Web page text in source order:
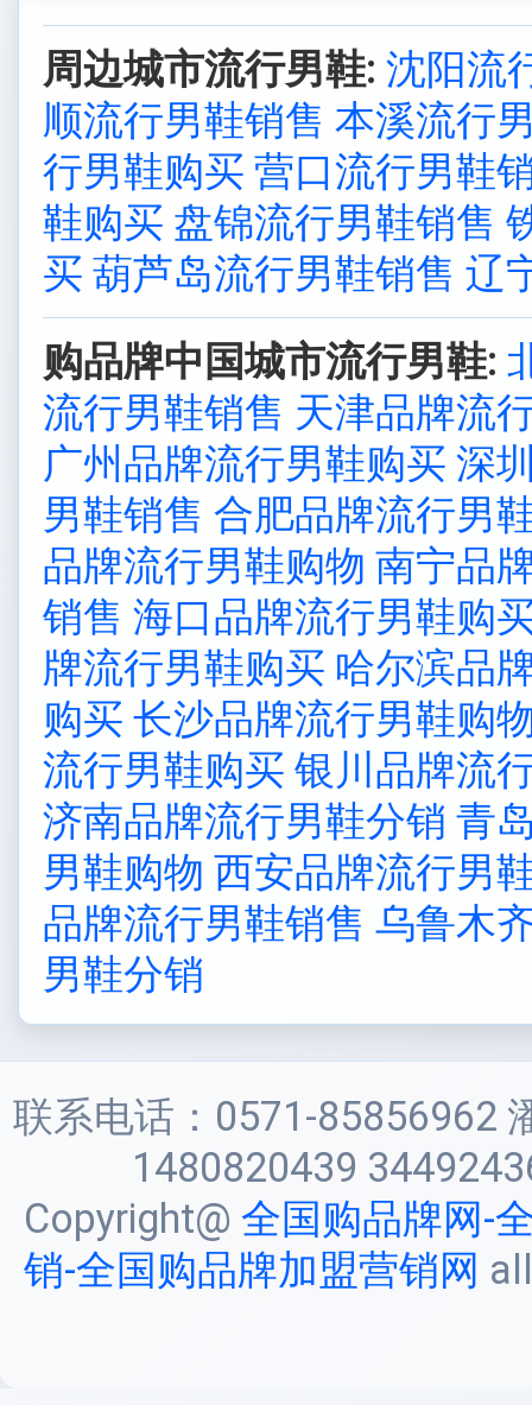
周边城市流行男鞋: 沈阳流
顺流行男鞋销售 本溪流行
行男鞋购买 营口流行男鞋
鞋购买 盘锦流行男鞋销售
买 葫芦岛流行男鞋销售 辽
购品牌中国城市流行男鞋:
流行男鞋销售 天津品牌流
广州品牌流行男鞋购买 深
男鞋销售 合肥品牌流行男
品牌流行男鞋购物 南宁品
销售 海口品牌流行男鞋购
牌流行男鞋购买 哈尔滨品
购买 长沙品牌流行男鞋购
流行男鞋购买 银川品牌流
济南品牌流行男鞋分销 青
男鞋购物 西安品牌流行男
品牌流行男鞋销售 乌鲁木
男鞋分销
联系电话：0571-85856962
1480820439
Copyright@ 全国购品牌网-
销-全国购品牌加盟营销网